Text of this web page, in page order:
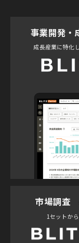
事業開発・
成長産業に特化
市場調査
1セットか